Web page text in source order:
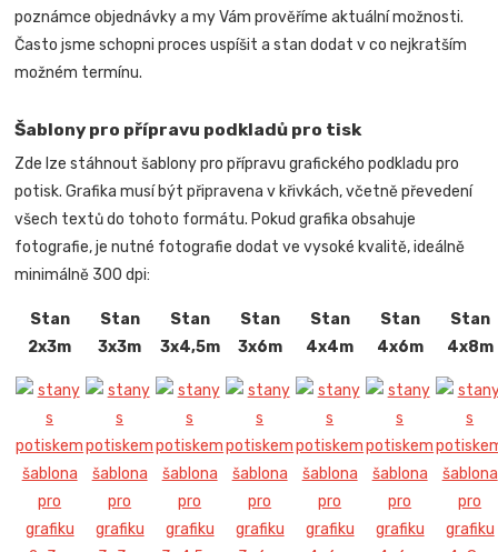
poznámce objednávky a my Vám prověříme aktuální možnosti.
Často jsme schopni proces uspíšit a stan dodat v co nejkratším
možném termínu.
Šablony pro přípravu podkladů pro tisk
Zde lze stáhnout šablony pro přípravu grafického podkladu pro
potisk. Grafika musí být připravena v křivkách, včetně převedení
všech textů do tohoto formátu. Pokud grafika obsahuje
fotografie, je nutné fotografie dodat ve vysoké kvalitě, ideálně
minimálně 300 dpi:
Stan
2x3m
Stan
3x3m
Stan
3x4,5m
Stan
3x6m
Stan
4x4m
Stan
4x6m
Stan
4x8m